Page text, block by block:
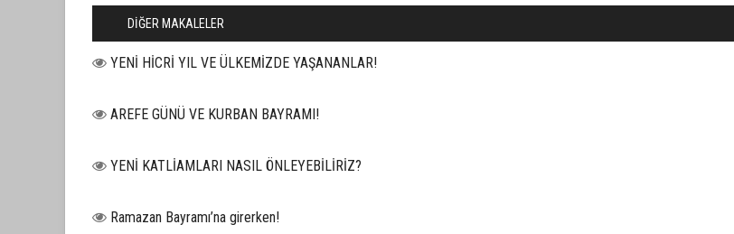
DİĞER MAKALELER
YENİ HİCRİ YIL VE ÜLKEMİZDE YAŞANANLAR!
AREFE GÜNÜ VE KURBAN BAYRAMI!
YENİ KATLİAMLARI NASIL ÖNLEYEBİLİRİZ?
Ramazan Bayramı’na girerken!